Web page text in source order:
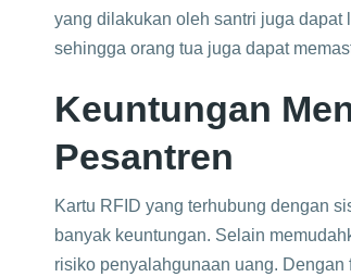
yang dilakukan oleh santri juga
sehingga orang tua juga dapat
Keuntungan
Pesantren
Kartu RFID yang terhubung dengan
banyak keuntungan. Selain
risiko penyalahgunaan uang.